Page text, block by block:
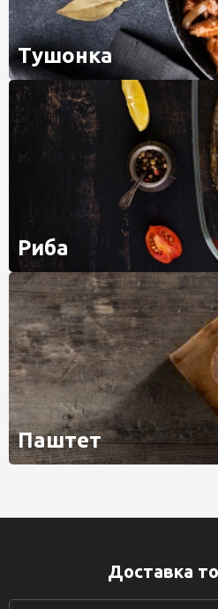
Тушонка
Риба
Паштет
Доставка